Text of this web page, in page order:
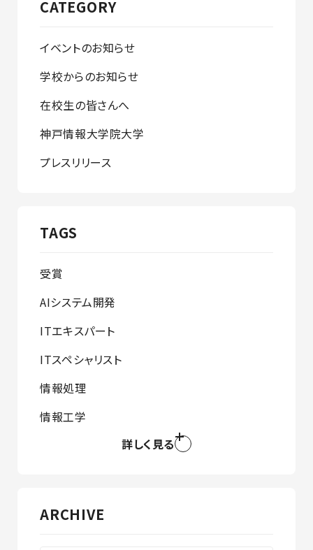
CATEGORY
イベントのお知らせ
学校からのお知らせ
在校生の皆さんへ
神戸情報大学院大学
プレスリリース
TAGS
受賞
AIシステム開発
ITエキスパート
ITスペシャリスト
情報処理
情報工学
詳しく見る
ARCHIVE